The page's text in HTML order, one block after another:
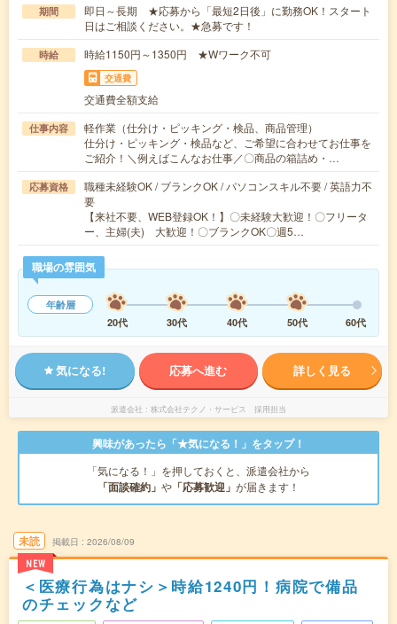
期間
即日～長期 ★応募から「最短2日後」に勤務OK！スタート
日はご相談ください。★急募です！
時給 時給1150円～1350円 ★Wワーク不可
交通費
交通費全額支給
仕事内容
軽作業（仕分け・ピッキング・検品、商品管理）
仕分け・ピッキング・検品など、ご希望に合わせてお仕事を
ご紹介！＼例えばこんなお仕事／〇商品の箱詰め・…
応募資格
職種未経験OK / ブランクOK / パソコンスキル不要 / 英語力不
要
【来社不要、WEB登録OK！】〇未経験大歓迎！〇フリータ
ー、主婦(夫) 大歓迎！〇ブランクOK〇週5…
職場の雰囲気
年齢層
20代
30代 40代 50代 60代
気になる! 応募へ進む 詳しく見る
派遣会社 株式会社テクノ・サービス 採用担当
興味があったら「★気になる！」をタップ！
「気になる！」を押しておくと、派遣会社から
「面談確約」 や 「応募歓迎」 が届きます！
未読
NEW
掲載日 2026/08/09
＜医療行為はナシ＞時給1240円！病院で備品
のチェックなど